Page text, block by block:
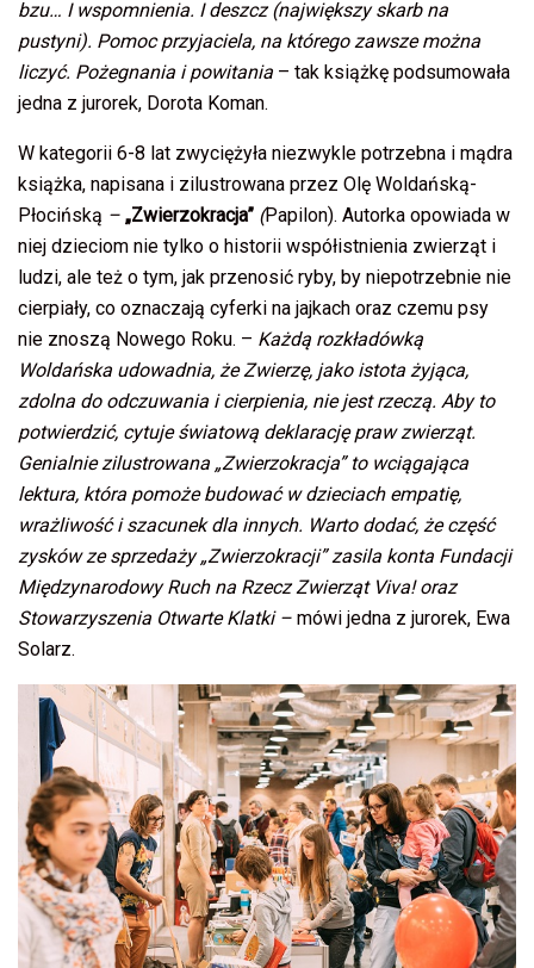
bzu… I wspomnienia. I deszcz (największy skarb na
pustyni). Pomoc przyjaciela, na którego zawsze można
liczyć. Pożegnania i powitania – tak książkę podsumowała
jedna z jurorek, Dorota Koman.
W kategorii 6-8 lat zwyciężyła niezwykle potrzebna i mądra
książka, napisana i zilustrowana przez Olę Woldańską-
Płocińską – „Zwierzokracja” (Papilon). Autorka opowiada w
niej dzieciom nie tylko o historii współistnienia zwierząt i
ludzi, ale też o tym, jak przenosić ryby, by niepotrzebnie nie
cierpiały, co oznaczają cyferki na jajkach oraz czemu psy
nie znoszą Nowego Roku. – Każdą rozkładówką
Woldańska udowadnia, że Zwierzę, jako istota żyjąca,
zdolna do odczuwania i cierpienia, nie jest rzeczą. Aby to
potwierdzić, cytuje światową deklarację praw zwierząt.
Genialnie zilustrowana „Zwierzokracja” to wciągająca
lektura, która pomoże budować w dzieciach empatię,
wrażliwość i szacunek dla innych. Warto dodać, że część
zysków ze sprzedaży „Zwierzokracji” zasila konta Fundacji
Międzynarodowy Ruch na Rzecz Zwierząt Viva! oraz
Stowarzyszenia Otwarte Klatki – mówi jedna z jurorek, Ewa
Solarz.